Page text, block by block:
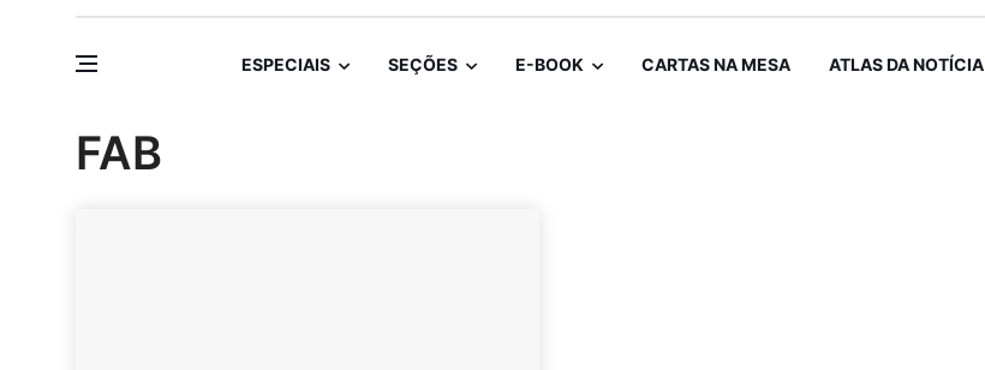
ESPECIAIS SEÇÕES E-BOOK CARTAS NA MESA ATLAS DA NOTÍCIA
FAB